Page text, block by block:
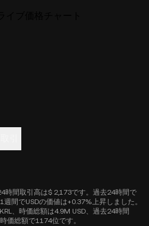
時間取引高は$ 2,173です。過去24時間で
間でUSDの価値は+0.37%上昇しました。
、時価総額は4.9M USD、過去24時間
価総額で1174位です。